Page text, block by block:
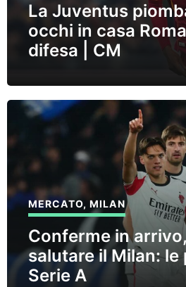
La Juventus
occhi in casa
difesa | CM
MERCATO,MILAN
Conferme in
salutare il Milan:
Serie A